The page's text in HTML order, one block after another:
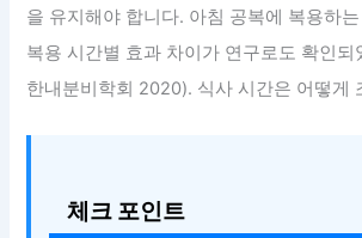
을 유지해야 합니다. 아침 공복에 복용하
복용 시간별 효과 차이가 연구로도 확인되
한내분비학회 2020). 식사 시간은 어떻게
체크 포인트